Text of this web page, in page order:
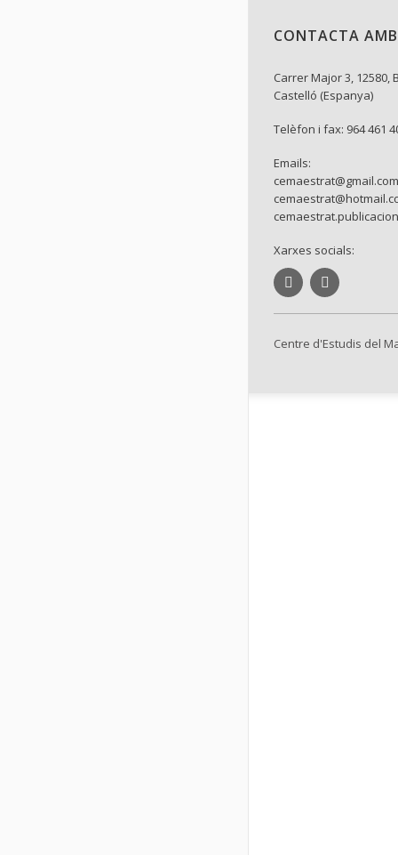
CONTACTA
Carrer Major 3, 12580,
Castelló (Espanya)
Telèfon i fax: 964 461
Emails:
cemaestrat@gmail.com
Xarxes socials:
Centre d'Estudis del